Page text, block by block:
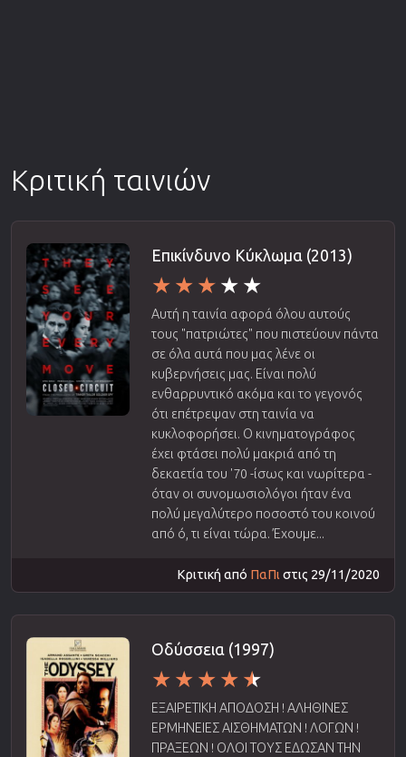
Κριτική ταινιών
Επικίνδυνο Κύκλωμα (2013)
Αυτή η ταινία αφορά όλου αυτούς
τους "πατριώτες" που πιστεύουν πάντα
σε όλα αυτά που μας λένε οι
κυβερνήσεις μας. Είναι πολύ
ενθαρρυντικό ακόμα και το γεγονός
ότι επέτρεψαν στη ταινία να
κυκλοφορήσει. Ο κινηματογράφος
έχει φτάσει πολύ μακριά από τη
δεκαετία του '70 -ίσως και νωρίτερα -
όταν οι συνομωσιολόγοι ήταν ένα
πολύ μεγαλύτερο ποσοστό του κοινού
από ό, τι είναι τώρα. Έχουμε...
Κριτική από ΠαΠιστις 29/11/2020
Οδύσσεια (1997)
ΕΞΑΙΡΕΤΙΚΗ ΑΠΟΔΟΣΗ ! ΑΛΗΘΙΝΕΣ
ΕΡΜΗΝΕΙΕΣ ΑΙΣΘΗΜΑΤΩΝ ! ΛΟΓΩΝ !
ΠΡΑΞΕΩΝ ! ΟΛΟΙ ΤΟΥΣ ΕΔΩΣΑΝ ΤΗΝ